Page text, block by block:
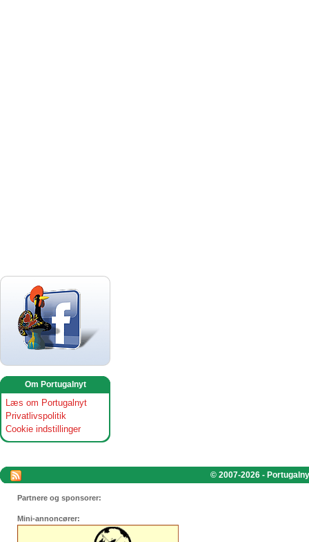
Om Portugalnyt
Læs om Portugalnyt
Privatlivspolitik
Cookie indstillinger
© 2007-2026 -
Partnere og sponsorer:
Mini-annoncører: